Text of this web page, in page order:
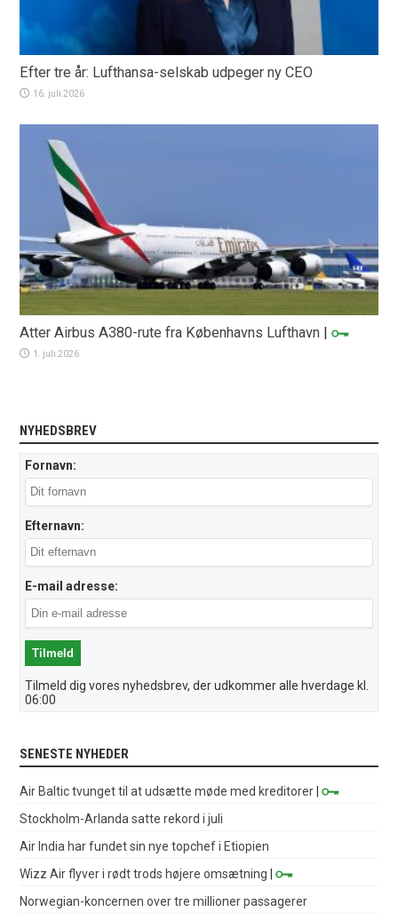
Efter tre år: Lufthansa-selskab udpeger ny CEO
16. juli 2026
Atter Airbus A380-rute fra Københavns Lufthavn |
1. juli 2026
NYHEDSBREV
Fornavn:
Efternavn:
E-mail adresse:
Tilmeld dig vores nyhedsbrev, der udkommer alle hverdage kl.
06:00
SENESTE NYHEDER
Air Baltic tvunget til at udsætte møde med kreditorer |
Stockholm-Arlanda satte rekord i juli
Air India har fundet sin nye topchef i Etiopien
Wizz Air flyver i rødt trods højere omsætning |
Norwegian-koncernen over tre millioner passagerer